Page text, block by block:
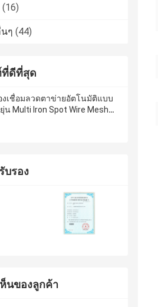
(16)
ๆ (44)
ดีที่สุด
งเชื่อมลวดตาข่ายอัตโนมัติแบบ
น Multi Iron Spot Wire Mesh
บรอง
นของลูกค้า